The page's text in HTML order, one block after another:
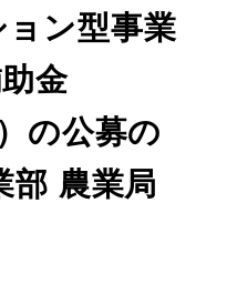
ン型事業
金
の公募の
部 農業局